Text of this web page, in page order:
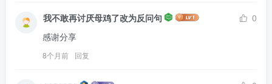
我不敢再讨厌母鸡了改为反问句
0
感谢分享
8个月前 回复